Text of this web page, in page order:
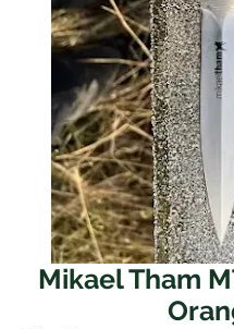
Mikael Tham